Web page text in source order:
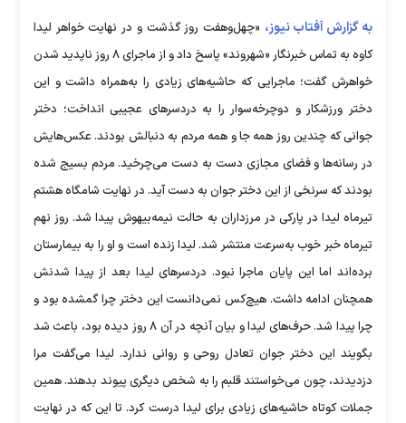
به گزارش آفتاب نیوز، «چهل‌وهفت روز گذشت و در نهایت خواهر لیدا
کاوه به تماس خبرنگار «شهروند» پاسخ داد و از ماجرای ٨ روز ناپدید شدن
خواهرش گفت؛ ماجرایی ‏که حاشیه‌های زیادی را به‌همراه داشت و این
دختر ورزشکار و دوچرخه‌‏سوار را به دردسرهای عجیبی انداخت؛ دختر
جوانی که چندین روز همه جا و ‏همه مردم به دنبالش بودند. عکس‌هایش
در رسانه‌ها و فضای مجازی دست به ‏دست می‌چرخید. مردم بسیج شده
بودند که سرنخی از این دختر جوان به دست ‏آید. در نهایت شامگاه هشتم
تیرماه لیدا در پارکی در مرزداران به حالت نیمه‌بیهوش پیدا شد. روز نهم
تیرماه خبر خوب به‌سرعت منتشر شد. لیدا زنده است و ‏او را به بیمارستان
برده‌اند اما این پایان ماجرا نبود. دردسرهای لیدا بعد از ‏پیدا شدنش
همچنان ادامه داشت. هیچ‌کس نمی‌دانست این دختر چرا گمشده بود و
‏چرا پیدا شد. حرف‌های لیدا و بیان آنچه در آن ٨ روز دیده بود، باعث شد
‏بگویند این دختر جوان تعادل روحی و روانی ندارد. لیدا می‌گفت مرا
دزدیدند، ‏چون می‌خواستند قلبم را به شخص دیگری پیوند بدهند. همین
جملات کوتاه ‏حاشیه‌های زیادی برای لیدا درست کرد. تا این‌ که در نهایت